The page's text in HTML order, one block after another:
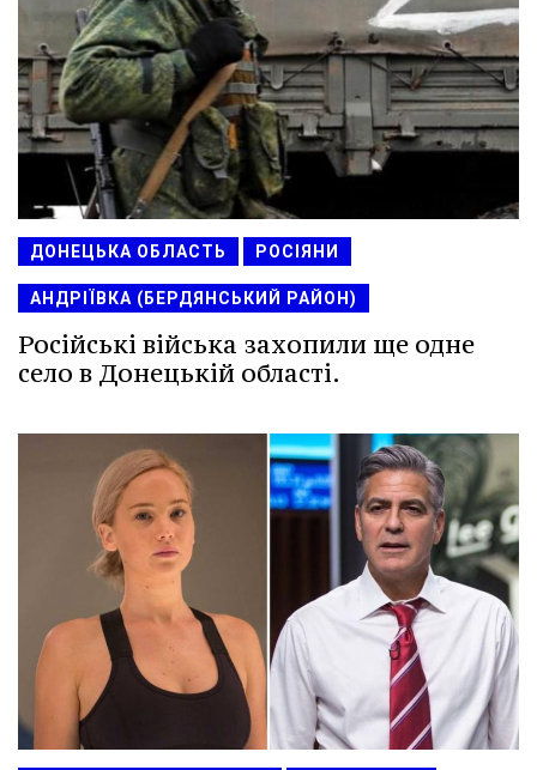
ДОНЕЦЬКА ОБЛАСТЬ РОСІЯНИ
АНДРІЇВКА (БЕРДЯНСЬКИЙ РАЙОН)
Російські війська захопили ще одне
село в Донецькій області.